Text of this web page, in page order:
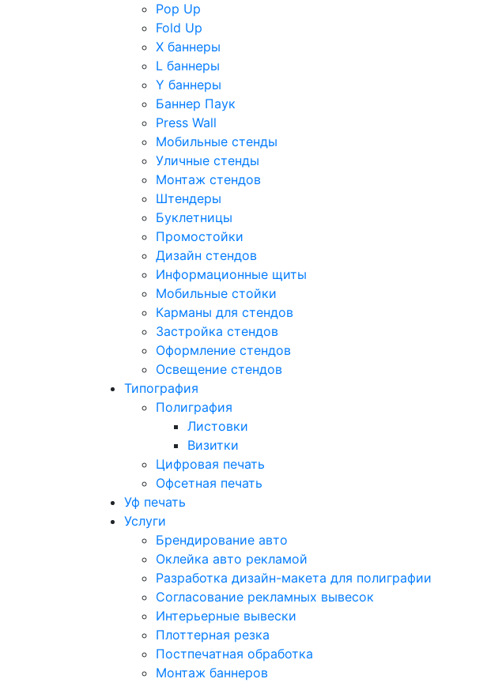
Pop Up
Fold Up
Х баннеры
L баннеры
Y баннеры
Баннер Паук
Press Wall
Мобильные стенды
Уличные стенды
Монтаж стендов
Штендеры
Буклетницы
Промостойки
Дизайн стендов
Информационные щиты
Мобильные стойки
Карманы для стендов
Застройка стендов
Оформление стендов
Освещение стендов
Типография
Полиграфия
Листовки
Визитки
Цифровая печать
Офсетная печать
Уф печать
Услуги
Брендирование авто
Оклейка авто рекламой
Разработка дизайн-макета для полиграфии
Согласование рекламных вывесок
Интерьерные вывески
Плоттерная резка
Постпечатная обработка
Монтаж баннеров